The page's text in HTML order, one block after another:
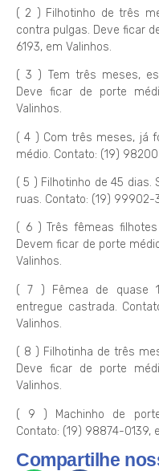
( 2 ) Filhotinho de três
contra pulgas. Deve ficar
6193, em Valinhos.
( 3 ) Tem três meses,
Deve ficar de porte
Valinhos.
( 4 ) Com três meses, já
médio. Contato: (19)
( 5 ) Filhotinho de 45
ruas. Contato: (19) 99902-
( 6 ) Três fêmeas
Devem ficar de porte
Valinhos.
( 7 ) Fêmea de quase
entregue castrada.
Valinhos.
( 8 ) Filhotinha de três
Deve ficar de porte
Valinhos.
( 9 ) Machinho de
Contato: (19) 98874-0139,
Compartilhe